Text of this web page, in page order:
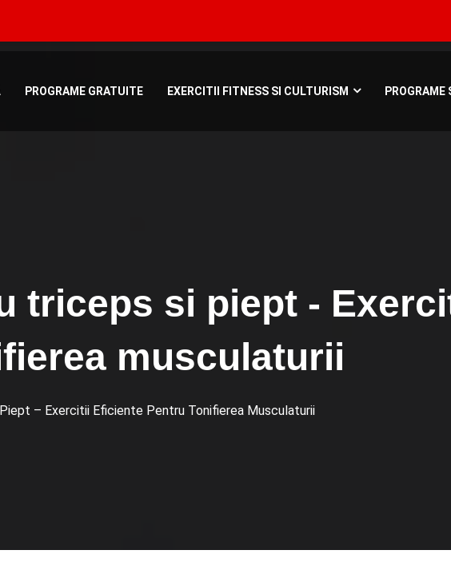
PROGRAME GRATUITE EXERCITII FITNESS SI CULTURISM PROGRAME
triceps si piept -
musculaturii
– Exercitii Eficiente Pentru Tonifierea Musculaturii